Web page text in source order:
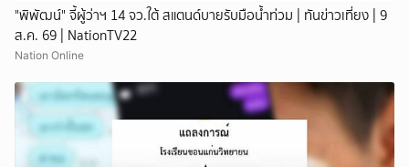
"พิพัฒน์" จี้ผู้ว่าฯ 14 จว.ใต้ สแตนด์บายรับมือน้ำท่วม | ทันข่าวเที่ยง | 9
ส.ค. 69 | NationTV22
Nation Online